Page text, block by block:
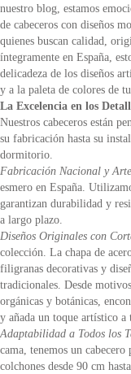
nuestro blog, estamos
de cabeceros con diseños
quienes buscan calidad,
íntegramente en España,
delicadeza de los diseños
y a la paleta de colores de
La Excelencia en los
Nuestros cabeceros están
su fabricación hasta su
dormitorio.
Fabricación Nacional y
esmero en España.
garantizan durabilidad y
a largo plazo.
Diseños Originales con
colección. La chapa de
filigranas decorativas y
tradicionales. Desde
orgánicas y botánicas,
y añada un toque artístico
Adaptabilidad a Todos los
cama, tenemos un
colchones desde 90 cm